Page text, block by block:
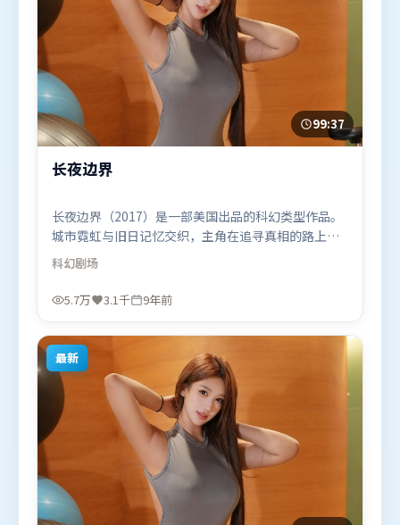
99:37
长夜边界
长夜边界（2017）是一部美国出品的科幻类型作品。
城市霓虹与旧日记忆交织，主角在追寻真相的路上不
断付出代价。视听风格统一而富有实验感，配乐与画
面情绪贴合。由毕赣执导，肖战、汤姆·哈迪、雷佳
音，易烊千玺等联袂出演。影片于2017年2月25日
观众观看。
科幻剧场
5.7万 3.1千 9年前
最新